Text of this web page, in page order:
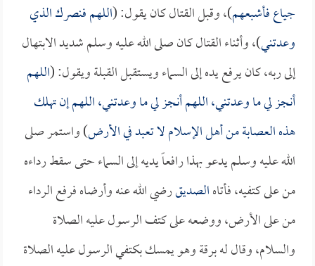
جياع فأشبعهم)، وقبل القتال كان يقول: (اللهم فنصرك الذي
وعدتني)، وأثناء القتال كان صلى الله عليه وسلم شديد الابتهال
إلى ربه، كان يرفع يده إلى السماء ويستقبل القبلة ويقول: (اللهم
أنجز لي ما وعدتني، اللهم أنجز لي ما وعدتني، اللهم إن تهلك
هذه العصابة من أهل الإسلام لا تعبد في الأرض) واستمر صلى
الله عليه وسلم يدعو بهذا رافعاً يديه إلى السماء حتى سقط رداءه
من على كتفيه، فأتاهالصديقرضي الله عنه وأرضاه فرفع الرداء
من على الأرض، ووضعه على كتف الرسول عليه الصلاة
والسلام، وقال له برقة وهو يمسك بكتفي الرسول عليه الصلاة